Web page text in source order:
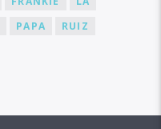
PAPA
RUIZ